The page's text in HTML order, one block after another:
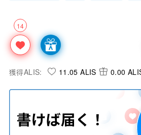
14
獲得ALIS: 11.05 ALIS 0.00